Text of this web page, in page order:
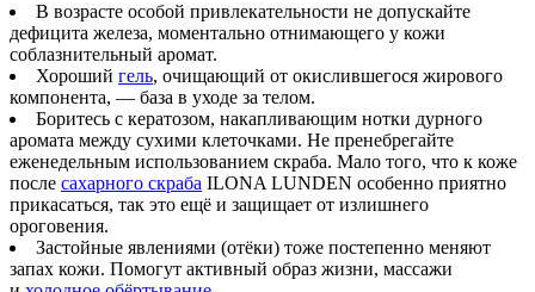
В возрасте особой привлекательности не допускайте
дефицита железа, моментально отнимающего у кожи
соблазнительный аромат.
Хороший гель, очищающий от окислившегося жирового
компонента, — база в уходе за телом.
Боритесь с кератозом, накапливающим нотки дурного
аромата между сухими клеточками. Не пренебрегайте
еженедельным использованием скраба. Мало того, что к коже
после сахарного скраба ILONA LUNDEN особенно приятно
прикасаться, так это ещё и защищает от излишнего
ороговения.
Застойные явлениями (отёки) тоже постепенно меняют
запах кожи. Помогут активный образ жизни, массажи